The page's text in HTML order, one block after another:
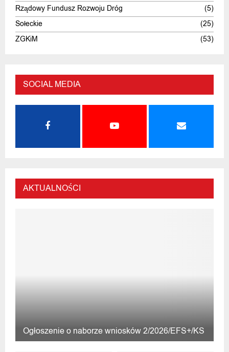
Rządowy Fundusz Rozwoju Dróg
(5)
Sołeckie
(25)
ZGKiM
(53)
SOCIAL MEDIA
AKTUALNOŚCI
Ogłoszenie o naborze wniosków 2/2026/EFS+/KS